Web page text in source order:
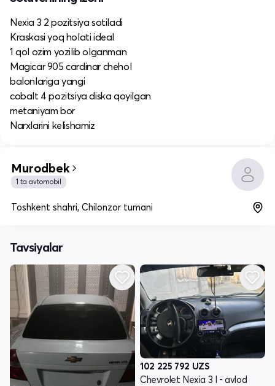
Nexia 3 2 pozitsiya sotiladi
Kraskasi yoq holati ideal
1 qol ozim yozilib olganman
Magicar 905 cardinar chehol
balonlariga yangi
cobalt 4 pozitsiya diska qoyilgan
metaniyam bor
Narxlarini kelishamiz
Murodbek
1 ta avtomobil
Toshkent shahri, Chilonzor tumani
Tavsiyalar
102 225 792 UZS
Chevrolet Nexia 3 I - avlod